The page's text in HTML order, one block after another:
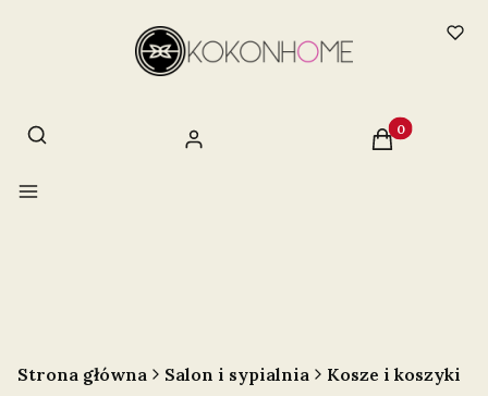
Otwórz wyszukiwarkę
Szukaj Zaloguj się Produkty w
Koszyk
Menu
Strona główna Salon i sypialnia Kosze i koszyki